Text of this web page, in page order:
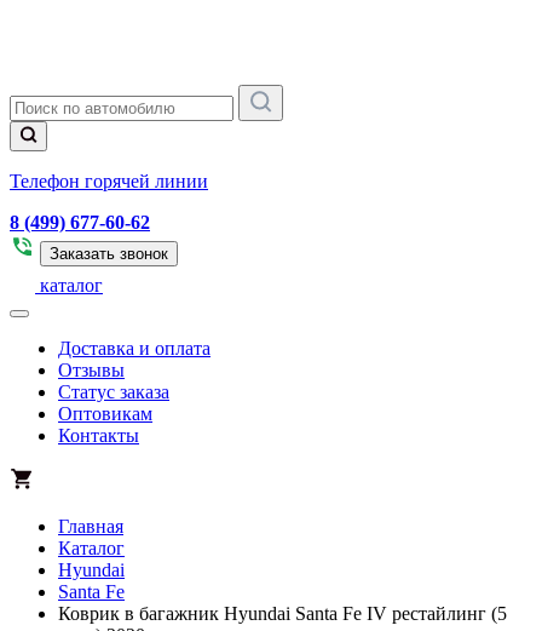
Телефон горячей линии
8 (499) 677-60-62
Заказать звонок
каталог
Доставка и оплата
Отзывы
Статус заказа
Оптовикам
Контакты
Главная
Каталог
Hyundai
Santa Fe
Коврик в багажник Hyundai Santa Fe IV рестайлинг (5